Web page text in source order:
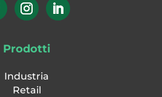
Prodotti
Industria
Retail